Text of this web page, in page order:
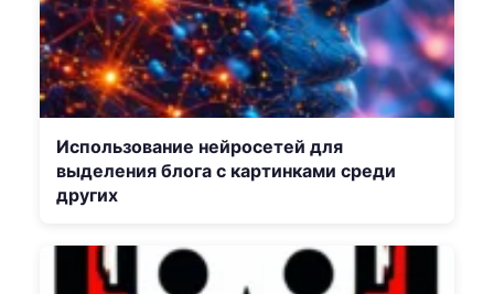
Использование нейросетей для
выделения блога с картинками среди
других